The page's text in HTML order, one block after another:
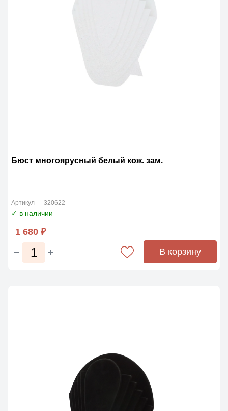
Бюст многоярусный белый кож. зам.
Артикул — 320622
✓ в наличии
1 680 ₽
В корзину